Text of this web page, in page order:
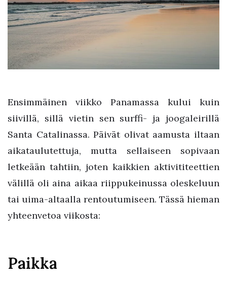
Ensimmäinen viikko Panamassa kului kuin
siivillä, sillä vietin sen surffi- ja joogaleirillä
Santa Catalinassa. Päivät olivat aamusta iltaan
aikataulutettuja, mutta sellaiseen sopivaan
letkeään tahtiin, joten kaikkien aktivititeettien
välillä oli aina aikaa riippukeinussa oleskeluun
tai uima-altaalla rentoutumiseen. Tässä hieman
yhteenvetoa viikosta:
Paikka